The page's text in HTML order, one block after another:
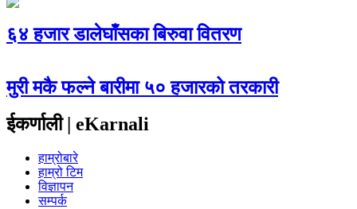
६४ हजार डालेघाँसका बिरुवा वितरण
मुरी मकै फल्ने बारीमा ५० हजारको तरकारी
ईकर्णाली | eKarnali
हाम्रोबारे
हाम्रो टिम
विज्ञापन
सम्पर्क